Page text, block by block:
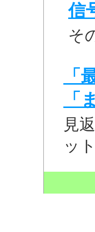
信
そ
「
「
見
ッ